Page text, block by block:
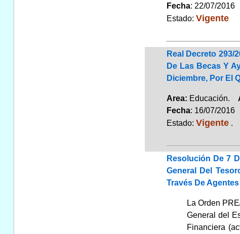
Fecha: 22/07/2016
Estado: Vigente
Real Decreto 293/
De Las Becas Y
Diciembre, Por El
Area: Educación.
Fecha: 16/07/2016
Estado: Vigente.
Resolución De 7
General Del
Través De
La Orden
General del
Financiera